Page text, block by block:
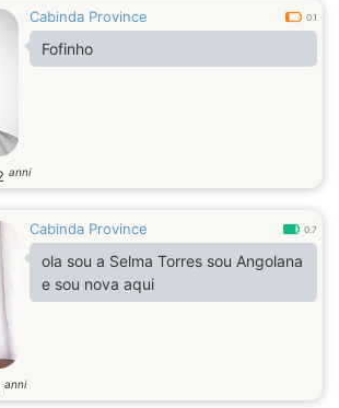
Cabinda Province 0.1
Fofinho
anni
Cabinda Province 0.7
ola sou a Selma Torres sou Angolana
e sou nova aqui
anni